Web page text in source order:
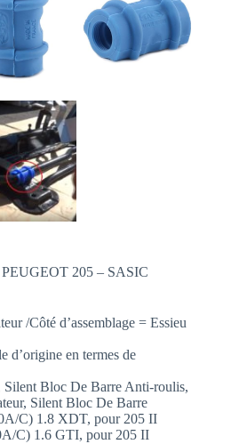
PEUGEOT 205 – SASIC
/Côté d’assemblage = Essieu
d’origine en termes de
Silent Bloc De Barre Anti-roulis,
Silent Bloc De Barre
C) 1.8 XDT, pour 205 II
C) 1.6 GTI, pour 205 II